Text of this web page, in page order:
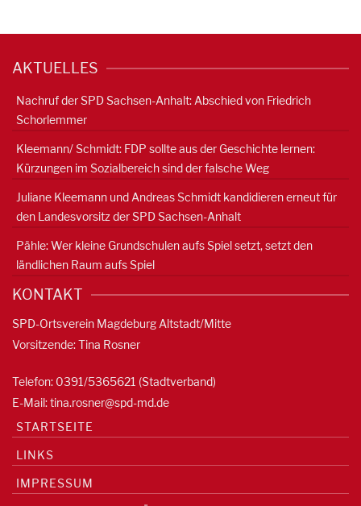
AKTUELLES
Nachruf der SPD Sachsen-Anhalt: Abschied von Friedrich
Schorlemmer
Kleemann/ Schmidt: FDP sollte aus der Geschichte lernen:
Kürzungen im Sozialbereich sind der falsche Weg
Juliane Kleemann und Andreas Schmidt kandidieren erneut für
den Landesvorsitz der SPD Sachsen-Anhalt
Pähle: Wer kleine Grundschulen aufs Spiel setzt, setzt den
ländlichen Raum aufs Spiel
KONTAKT
SPD-Ortsverein Magdeburg Altstadt/Mitte
Vorsitzende: Tina Rosner
Telefon: 0391/5365621 (Stadtverband)
E-Mail:tina.rosner@spd-md.de
STARTSEITE
LINKS
IMPRESSUM